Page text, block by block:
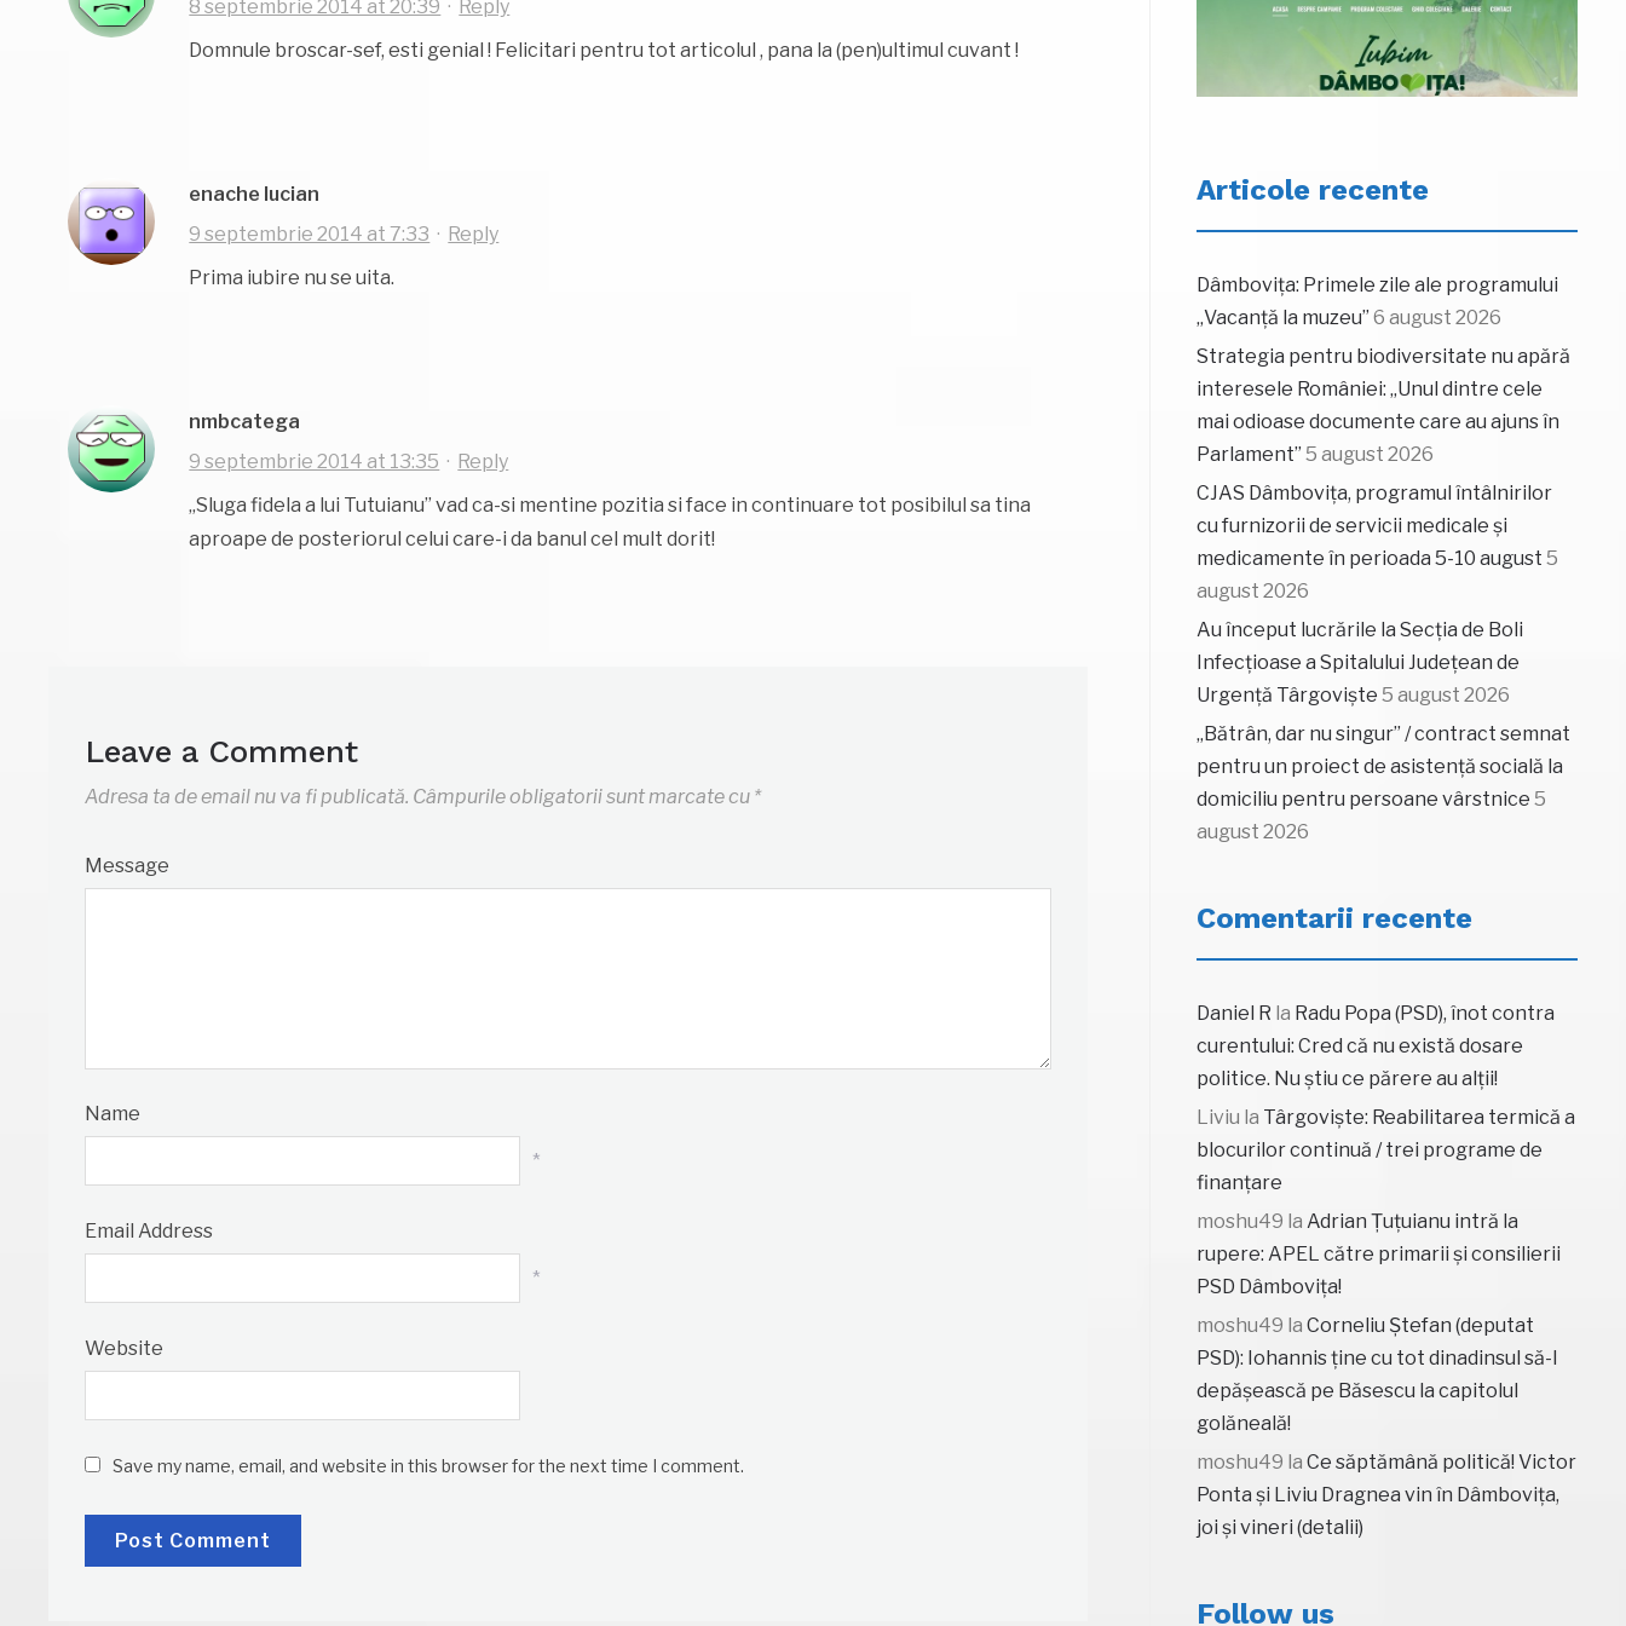
8 septembrie 2014 at 20:39 · Reply
Domnule broscar-sef, esti genial ! Felicitari pentru tot articolul , pana la (pen)ultimul cuvant !
enache lucian
9 septembrie 2014 at 7:33 · Reply
Prima iubire nu se uita.
nmbcatega
9 septembrie 2014 at 13:35 · Reply
„Sluga fidela a lui Tutuianu” vad ca-si mentine pozitia si face in continuare tot posibilul sa tina
aproape de posteriorul celui care-i da banul cel mult dorit!
Leave a Comment
Adresa ta de email nu va fi publicată. Câmpurile obligatorii sunt marcate cu *
Message
Name
*
Email Address
*
Website
Save my name, email, and website in this browser for the next time I comment.
Articole recente
Dâmbovița: Primele zile ale programului
„Vacanță la muzeu” 6 august 2026
Strategia pentru biodiversitate nu apără
interesele României: „Unul dintre cele
mai odioase documente care au ajuns în
Parlament” 5 august 2026
CJAS Dâmbovița, programul întâlnirilor
cu furnizorii de servicii medicale și
medicamente în perioada 5-10 august 5
august 2026
Au început lucrările la Secția de Boli
Infecțioase a Spitalului Județean de
Urgență Târgoviște 5 august 2026
„Bătrân, dar nu singur” / contract semnat
pentru un proiect de asistență socială la
domiciliu pentru persoane vârstnice 5
august 2026
Comentarii recente
Daniel R la Radu Popa (PSD), înot contra
curentului: Cred că nu există dosare
politice. Nu știu ce părere au alții!
Liviu la Târgoviște: Reabilitarea termică a
blocurilor continuă / trei programe de
finanțare
moshu49 la Adrian Țuțuianu intră la
rupere: APEL către primarii și consilierii
PSD Dâmbovița!
moshu49 la Corneliu Ștefan (deputat
PSD): Iohannis ține cu tot dinadinsul să-l
depășească pe Băsescu la capitolul
golăneală!
moshu49 la Ce săptămână politică! Victor
Ponta și Liviu Dragnea vin în Dâmbovița,
joi și vineri (detalii)
Follow us